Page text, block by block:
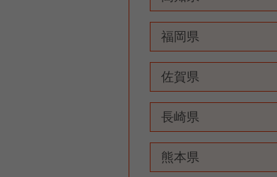
福岡県
佐賀県
長崎県
熊本県